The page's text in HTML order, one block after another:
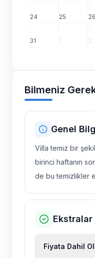
24 25 26
31 1 2
Bilmeniz
Genel
Villa temiz bir
birinci haftanın
de bu temizlikler
Fiyata Dahil